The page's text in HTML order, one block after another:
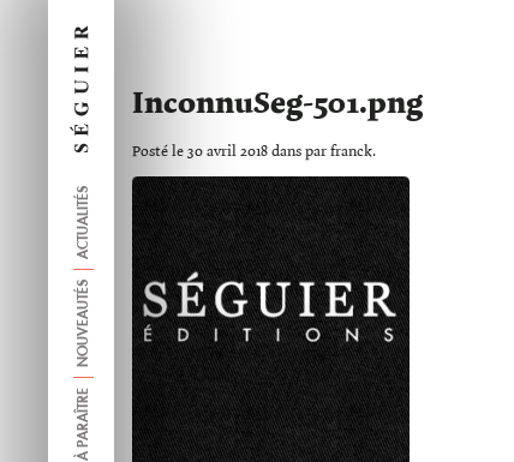
ACTUALITÉS
NOUVEAUTÉS
À PARAÎTRE
InconnuSeg-501.png
Posté le 30 avril 2018 dans par franck.